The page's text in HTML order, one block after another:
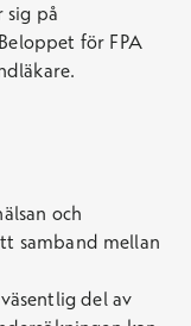
sig på
för FPA
och
samband mellan
del av